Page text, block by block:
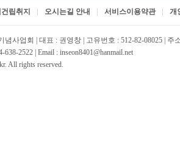
립취지 오시는길 안내 서비스이용약관 개
사업회 | 대표 : 권영창 | 고유번호 : 512-82-08025 |
2522 | Email : inseon8401@hanmail.net
All rights reserved.